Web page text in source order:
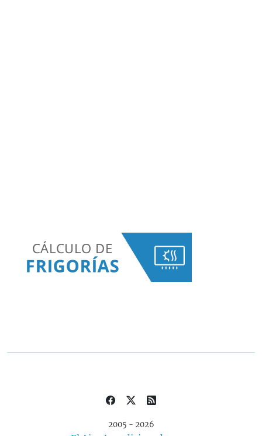
2005 - 2026